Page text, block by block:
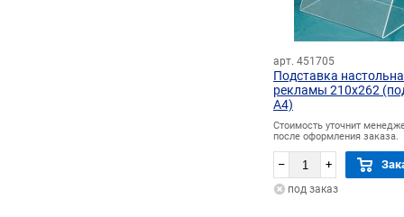
арт. 451705
Подставка
рекламы 210х262
А4)
Стоимость уточнит
после оформления заказа.
– +
под заказ